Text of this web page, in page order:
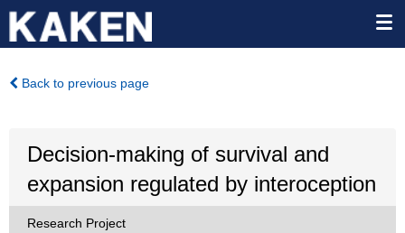
Back to previous page
Decision-making of survival and
expansion regulated by interoception
Research Project